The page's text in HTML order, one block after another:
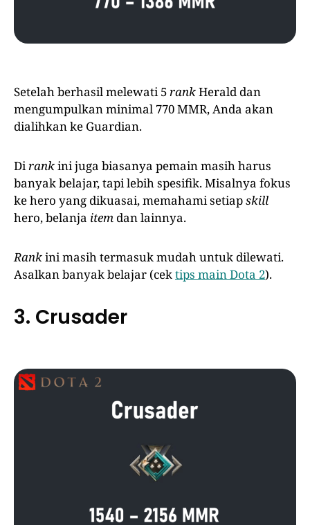
Setelah berhasil melewati 5rankHerald dan
mengumpulkan minimal 770 MMR, Anda akan
dialihkan ke Guardian.
Dirankini juga biasanya pemain masih harus
banyak belajar, tapi lebih spesifik. Misalnya fokus
ke hero yang dikuasai, memahami setiapskill
hero, belanja item dan lainnya.
Rankini masih termasuk mudah untuk dilewati.
Asalkan banyak belajar (cektips main Dota 2).
3. Crusader